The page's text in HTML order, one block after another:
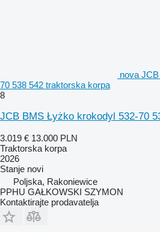
nova
70 538 542 traktorska korpa
8
JCB BMS Łyżko krokodyl 532-70
3.019 € 13.000 PLN
Traktorska korpa
2026
Stanje novi
Poljska, Rakoniewice
PPHU GAŁKOWSKI SZYMON
Kontaktirajte prodavatelja